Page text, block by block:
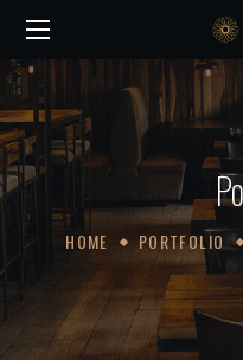
HOME PORTFOLIO